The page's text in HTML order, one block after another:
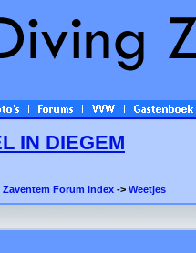
IN DIEGEM
Forum Index -> Weetjes